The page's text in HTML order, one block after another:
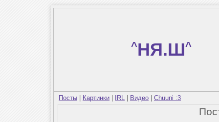
^НЯ.Ш^
Посты Картинки IRL Видео Chuuni :3